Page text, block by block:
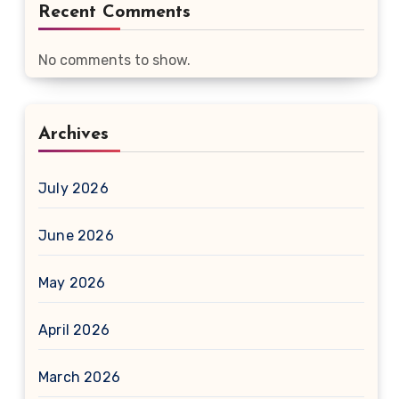
Recent Comments
No comments to show.
Archives
July 2026
June 2026
May 2026
April 2026
March 2026